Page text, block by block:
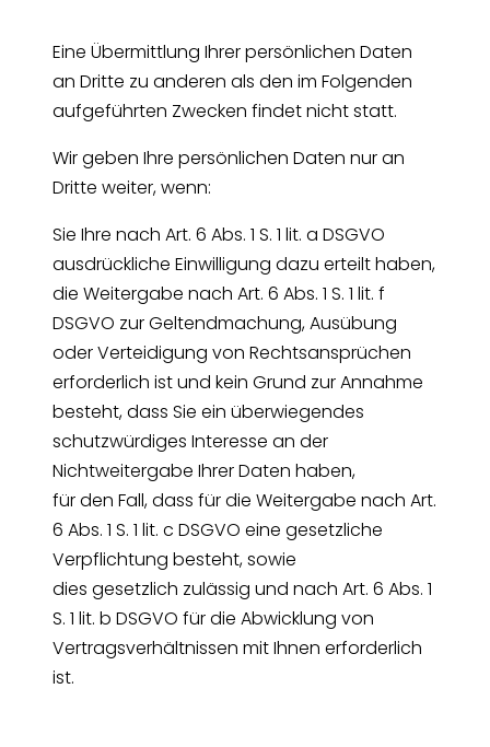
Eine Übermittlung Ihrer persönlichen Daten
an Dritte zu anderen als den im Folgenden
aufgeführten Zwecken findet nicht statt.
Wir geben Ihre persönlichen Daten nur an
Dritte weiter, wenn:
Sie Ihre nach Art. 6 Abs. 1 S. 1 lit. a DSGVO
ausdrückliche Einwilligung dazu erteilt haben,
die Weitergabe nach Art. 6 Abs. 1 S. 1 lit. f
DSGVO zur Geltendmachung, Ausübung
oder Verteidigung von Rechtsansprüchen
erforderlich ist und kein Grund zur Annahme
besteht, dass Sie ein überwiegendes
schutzwürdiges Interesse an der
Nichtweitergabe Ihrer Daten haben,
für den Fall, dass für die Weitergabe nach Art.
6 Abs. 1 S. 1 lit. c DSGVO eine gesetzliche
Verpflichtung besteht, sowie
dies gesetzlich zulässig und nach Art. 6 Abs. 1
S. 1 lit. b DSGVO für die Abwicklung von
Vertragsverhältnissen mit Ihnen erforderlich
ist.